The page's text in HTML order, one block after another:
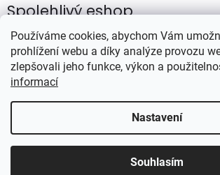
Používáme cookies, abychom Vám
prohlížení webu a díky analýze provozu
zlepšovali jeho funkce, výkon a
informací
Nastavení
Souhlasím
Spolehlivý eshop
Vytvořil Shoptet